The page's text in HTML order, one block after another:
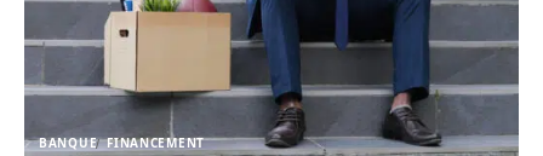
BANQUE FINANCEMENT